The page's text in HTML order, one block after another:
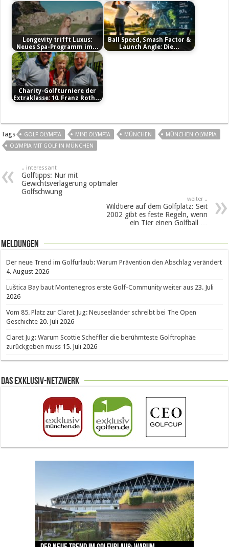
Longevity trifft Luxus:
Neues Spa-Programm im…
Ball Speed, Smash Factor &
Launch Angle: Die…
Charity-Golfturniere der
Extraklasse: 10. Franz Roth…
Tags GOLF OLYMPIA MINI OLYMPIA MÜNCHEN
MÜNCHEN OLYMPIA
OLYMPIA MIT GOLF IN MÜNCHEN
.. interessant
Golftipps: Nur mit
Gewichtsverlagerung optimaler
Golfschwung
weiter ..
Wildtiere auf dem Golfplatz: Seit
2002 gibt es feste Regeln, wenn
ein Tier einen Golfball …
Meldungen
Der neue Trend im Golfurlaub: Warum Prävention den Abschlag verändert
4. August 2026
Luštica Bay baut Montenegros erste Golf-Community weiter aus 23. Juli
2026
Vom 85. Platz zur Claret Jug: Neuseeländer schreibt bei The Open
Geschichte 20. Juli 2026
Claret Jug: Warum Scottie Scheffler die berühmteste Golftrophäe
zurückgeben muss 15. Juli 2026
Das Exklusiv-Netzwerk
The Open 2026 in Royal Birkdale: Warum der